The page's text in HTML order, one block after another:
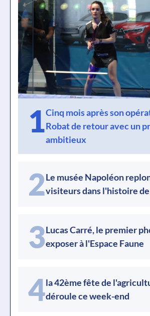
1Cinq mois après son
Robat de retour avec un
ambitieux
2Le musée Napoléon
visiteurs dans l'histoire
3Lucas Carré, le premier
exposer à l'Espace Faune
4la 42ème fête de
déroule ce week-end